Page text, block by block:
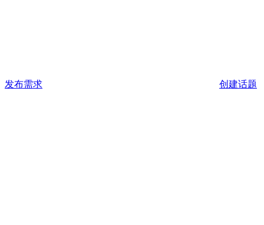
发布需求 创建话题